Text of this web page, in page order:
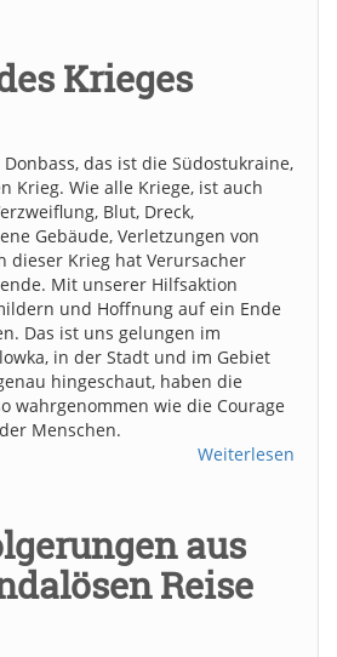
Krieges
das ist die Südostukraine,
Krieg. Wie alle Kriege, ist auch
Blut, Dreck,
Gebäude, Verletzungen von
dieser Krieg hat Verursacher
Mit unserer Hilfsaktion
und Hoffnung auf ein Ende
Das ist uns gelungen im
in der Stadt und im Gebiet
hingeschaut, haben die
wahrgenommen wie die Courage
Menschen.
Weiterlesen
aus
Reise